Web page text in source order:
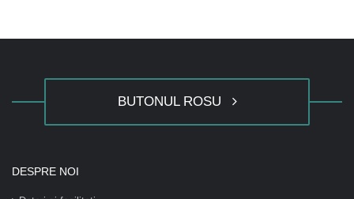
BUTONUL ROSU
DESPRE NOI